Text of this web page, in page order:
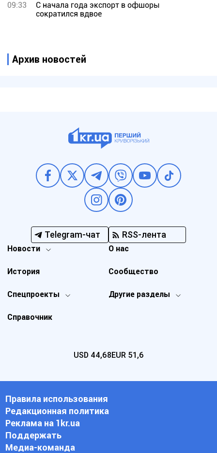
09:33
С начала года экспорт в офшоры
сократился вдвое
Архив новостей
Telegram-чат RSS-лента
Новости
Спецпроекты Другие разделы
История
О нас
Справочник
Сообщество
USD 44,68EUR 51,6
Правила использования
Редакционная политика
Реклама на 1kr.ua
Поддержать
Медиа-команда